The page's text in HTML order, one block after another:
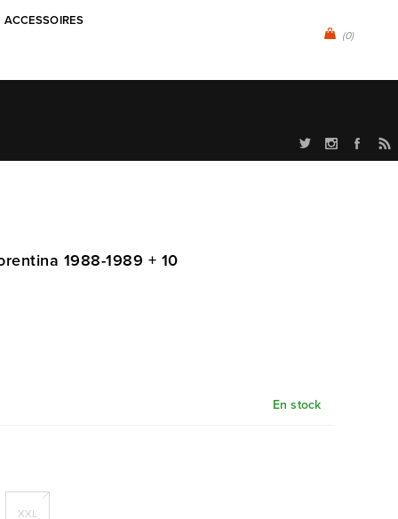
(0)
ACCESSOIRES
1988-1989 + 10
En stock
XXL